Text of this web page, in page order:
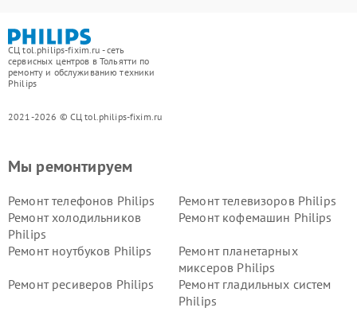
СЦ tol.philips-fixim.ru - сеть
сервисных центров в Тольятти по
ремонту и обслуживанию техники
Philips
2021-2026 © СЦ tol.philips-fixim.ru
Мы ремонтируем
Ремонт телефонов Philips
Ремонт телевизоров Philips
Ремонт холодильников
Philips
Ремонт кофемашин Philips
Ремонт ноутбуков Philips
Ремонт планетарных
миксеров Philips
Ремонт ресиверов Philips
Ремонт гладильных систем
Philips